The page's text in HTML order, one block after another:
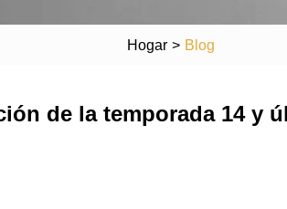
Hogar > Blog
de la temporada 14 y